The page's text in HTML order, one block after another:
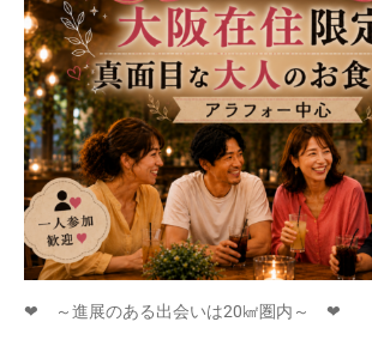
❤ ～進展のある出会いは20㎢圏内～ ❤